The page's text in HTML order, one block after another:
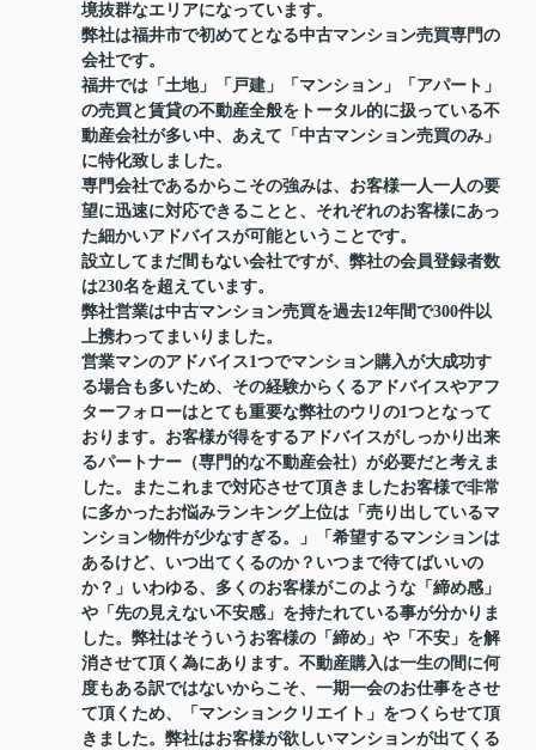
境抜群なエリアになっています。
弊社は福井市で初めてとなる中古マンション売買専門の
会社です。
福井では「土地」「戸建」「マンション」「アパート」
の売買と賃貸の不動産全般をトータル的に扱っている不
動産会社が多い中、あえて「中古マンション売買のみ」
に特化致しました。
専門会社であるからこその強みは、お客様一人一人の要
望に迅速に対応できることと、それぞれのお客様にあっ
た細かいアドバイスが可能ということです。
設立してまだ間もない会社ですが、弊社の会員登録者数
は230名を超えています。
弊社営業は中古マンション売買を過去12年間で300件以
上携わってまいりました。
営業マンのアドバイス1つでマンション購入が大成功す
る場合も多いため、その経験からくるアドバイスやアフ
ターフォローはとても重要な弊社のウリの1つとなって
おります。お客様が得をするアドバイスがしっかり出来
るパートナー（専門的な不動産会社）が必要だと考えま
した。またこれまで対応させて頂きましたお客様で非常
に多かったお悩みランキング上位は「売り出しているマ
ンション物件が少なすぎる。」「希望するマンションは
あるけど、いつ出てくるのか？いつまで待てばいいの
か？」いわゆる、多くのお客様がこのような「締め感」
や「先の見えない不安感」を持たれている事が分かりま
した。弊社はそういうお客様の「締め」や「不安」を解
消させて頂く為にあります。不動産購入は一生の間に何
度もある訳ではないからこそ、一期一会のお仕事をさせ
て頂くため、「マンションクリエイト」をつくらせて頂
きました。弊社はお客様が欲しいマンションが出てくる